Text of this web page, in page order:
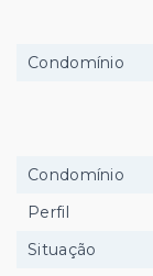
Condomínio
Condomínio
Perfil
Situação